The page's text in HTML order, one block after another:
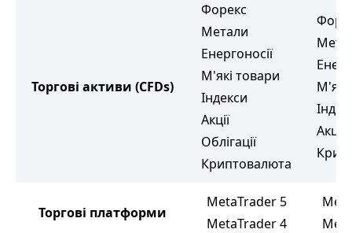
Торгові активи (CFDs)
Форекс
Метали
Енергоносії
М'які товари
Індекси
Акції
Облігації
Криптовалюта
Акції
Торгові платформи
MetaTrader 5
MetaTrader 4